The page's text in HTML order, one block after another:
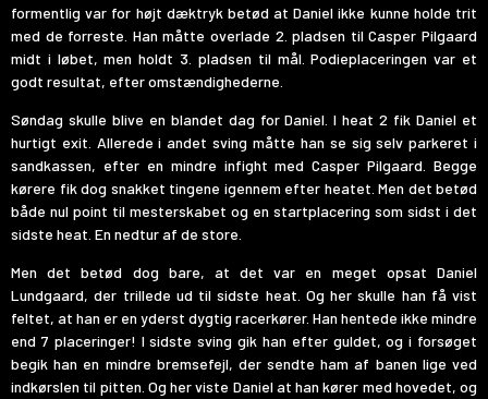
formentlig var for højt dæktryk betød at Daniel ikke kunne holde trit
med de forreste. Han måtte overlade 2. pladsen til Casper Pilgaard
midt i løbet, men holdt 3. pladsen til mål. Podieplaceringen var et
godt resultat, efter omstændighederne.
Søndag skulle blive en blandet dag for Daniel. I heat 2 fik Daniel et
hurtigt exit. Allerede i andet sving måtte han se sig selv parkeret i
sandkassen, efter en mindre infight med Casper Pilgaard. Begge
kørere fik dog snakket tingene igennem efter heatet. Men det betød
både nul point til mesterskabet og en startplacering som sidst i det
sidste heat. En nedtur af de store.
Men det betød dog bare, at det var en meget opsat Daniel
Lundgaard, der trillede ud til sidste heat. Og her skulle han få vist
feltet, at han er en yderst dygtig racerkører. Han hentede ikke mindre
end 7 placeringer! I sidste sving gik han efter guldet, og i forsøget
begik han en mindre bremsefejl, der sendte ham af banen lige ved
indkørslen til pitten. Og her viste Daniel at han kører med hovedet, og